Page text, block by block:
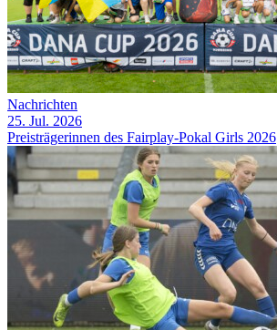
Nachrichten
25. Jul. 2026
Preisträgerinnen des Fairplay-Pokal Girls 2026